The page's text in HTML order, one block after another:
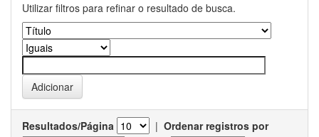
Utilizar filtros para refinar o resultado de busca.
Resultados/Página | Ordenar registros por